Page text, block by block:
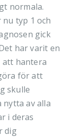
normala.
nu typ 1 och
gick
har varit en
hantera
för att
skulle
av alla
i deras
dig